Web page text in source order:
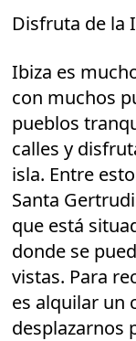
Disfruta de la
Ibiza es
con muchos
pueblos
calles y
isla. Entre
Santa
que está
donde se
vistas. Para
es alquilar un
desplazarnos